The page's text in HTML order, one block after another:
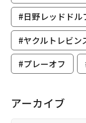
#日野レッドドル
#ヤクルトレビン
#プレーオフ
アーカイブ